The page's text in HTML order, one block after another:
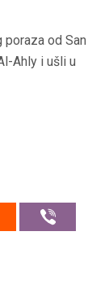
poraza od San
Ahly i ušli u